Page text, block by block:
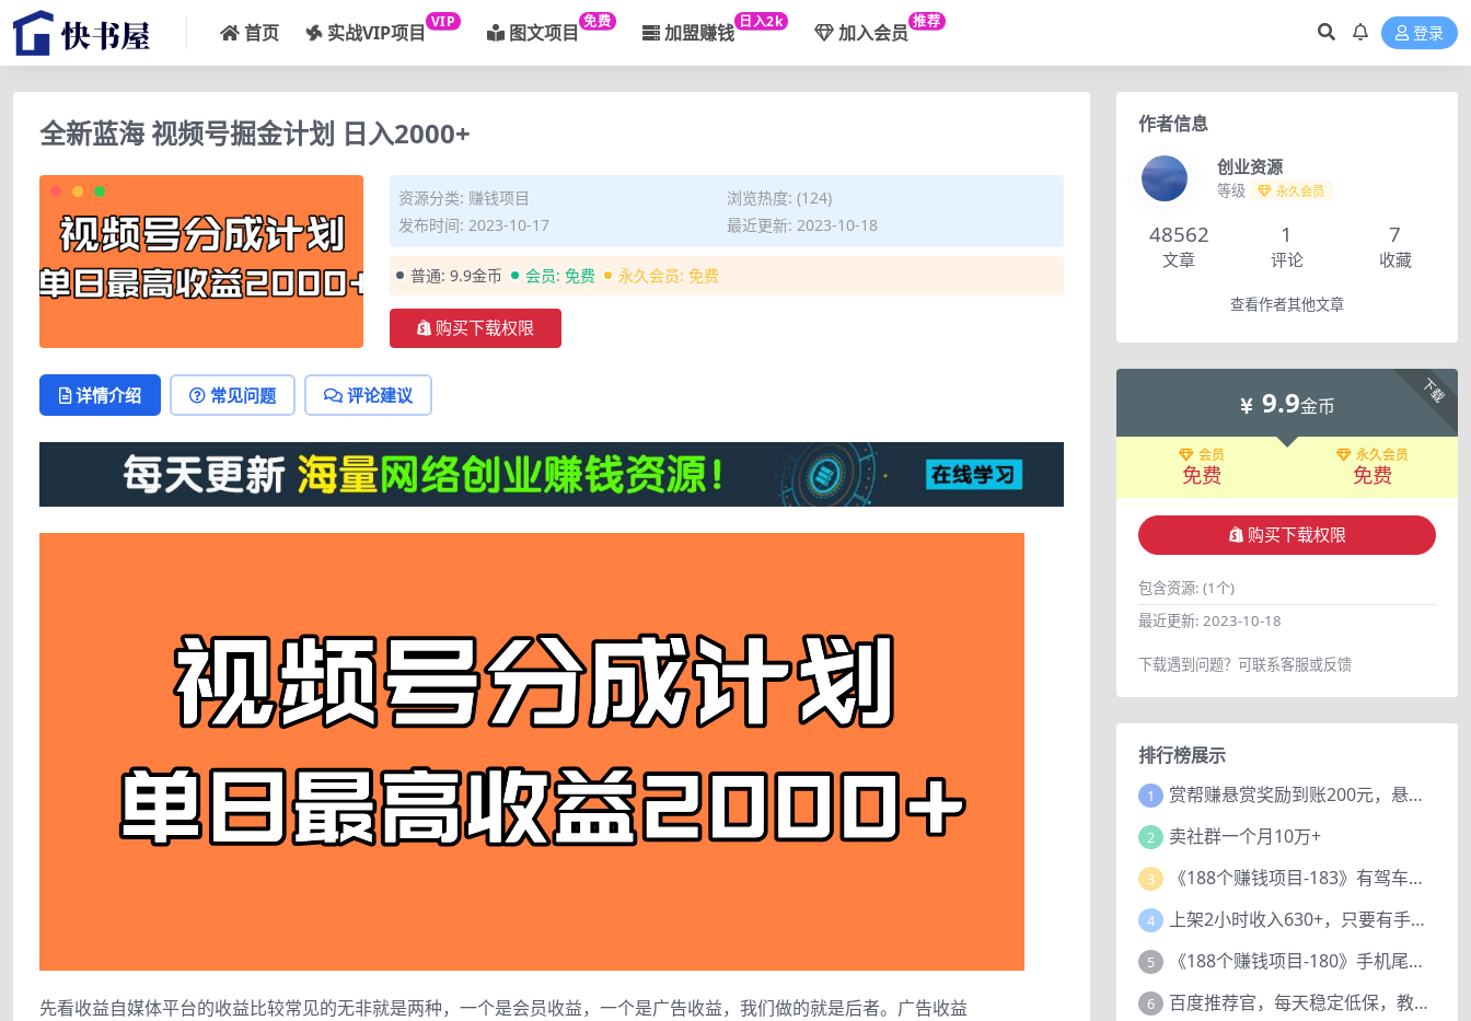
首页 实战VIP项目 VIP 图文项目 免费 加盟赚钱 日入2k 加入会员 推荐
登录
全新蓝海 视频号掘金计划 日入2000+
资源分类: 赚钱项目
浏览热度: (124)
发布时间: 2023-10-17
最近更新: 2023-10-18
普通: 9.9金币 会员: 免费 永久会员: 免费
购买下载权限
详情介绍 常见问题 评论建议
先看收益自媒体平台的收益比较常见的无非就是两种，一个是会员收益，一个是广告收益，我们做的就是后者。广告收益
作者信息
创业资源
等级 永久会员
48562
文章
1
评论
7
收藏
查看作者其他文章
下载
9.9金币
会员
免费
永久会员
免费
购买下载权限
包含资源: (1个)
最近更新: 2023-10-18
下载遇到问题？可联系客服或反馈
排行榜展示
1 赏帮赚悬赏奖励到账200元，悬赏任务多劳多得，人人可做。
2 卖社群一个月10万+
3 《188个赚钱项目-183》有驾车评项目，动动小手，复制粘贴赚44元！
4 上架2小时收入630+，只要有手就能做的AI搞钱项目，奶奶看完都能学会!
5 《188个赚钱项目-180》手机尾号测试评分项目，短视频直播日赚200+
6 百度推荐官，每天稳定低保，教程赠上